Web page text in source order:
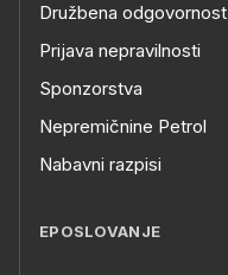
Družbena odgovornost
Prijava nepravilnosti
Sponzorstva
Nepremičnine Petrol
Nabavni razpisi
EPOSLOVANJE